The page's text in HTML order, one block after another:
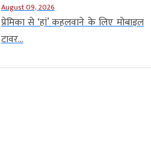
August 09, 2026
प्रेमिका से ‘हां’ कहलवाने के लिए मोबाइल
टावर...